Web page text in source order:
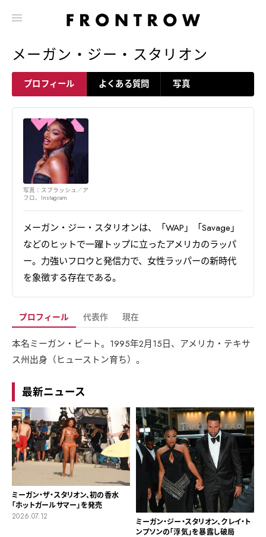
メーガン・ジー・スタリオン
プロフィール よくある質問 写真
写真：スプラッシュ／ア
フロ、Instagram
メーガン・ジー・スタリオンは、「WAP」「Savage」
などのヒットで一躍トップに立ったアメリカのラッパ
ー。力強いフロウと発信力で、女性ラッパーの新時代
を象徴する存在である。
プロフィール 代表作 現在
本名ミーガン・ピート。1995年2月15日、アメリカ・テキサ
ス州出身（ヒューストン育ち）。
最新ニュース
ミーガン・ザ・スタリオン、初の香水
「ホットガールサマー」を発売
2026.07.12
ミーガン・ジー・スタリオン、クレイ・ト
ンプソンの「浮気」を暴露し破局